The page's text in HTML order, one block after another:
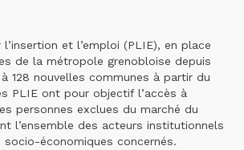
et l’emploi (PLIE), en place
de la métropole grenobloise depuis
128 nouvelles communes à partir du
PLIE ont pour objectif l’accès à
personnes exclues du marché du
l’ensemble des acteurs institutionnels
économiques concernés.